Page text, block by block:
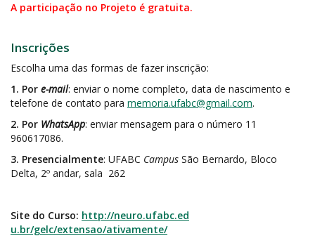
A participação no Projeto é gratuita.
Inscrições
Escolha uma das formas de fazer inscrição:
1. Por e-mail: enviar o nome completo, data de nascimento e
telefone de contato para memoria.ufabc@gmail.com.
2. Por WhatsApp: enviar mensagem para o número 11
960617086.
3. Presencialmente: UFABC Campus São Bernardo, Bloco
Delta, 2º andar, sala 262
Site do Curso: http://neuro.ufabc.ed
u.br/gelc/extensao/ativamente/